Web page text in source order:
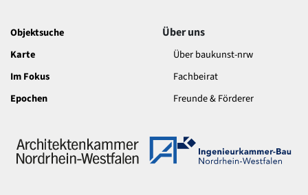
Objektsuche
Karte
Im Fokus
Epochen
Über uns
Über baukunst-nrw
Fachbeirat
Freunde & Förderer